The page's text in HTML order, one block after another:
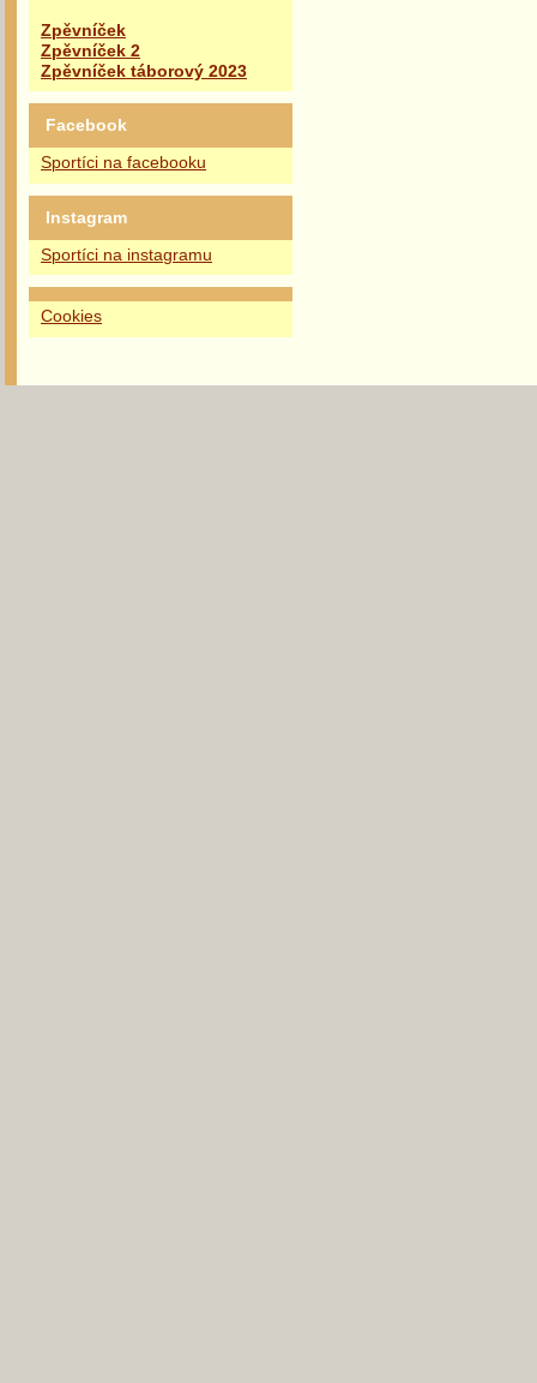
Zpěvníček
Zpěvníček 2
Zpěvníček táborový 2023
Facebook
Sportíci na facebooku
Instagram
Sportíci na instagramu
Cookies